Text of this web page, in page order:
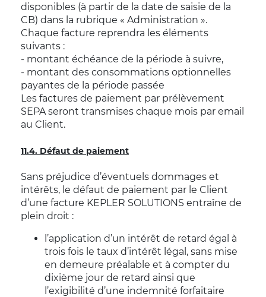
disponibles (à partir de la date de saisie de la
CB) dans la rubrique « Administration ».
Chaque facture reprendra les éléments
suivants :
- montant échéance de la période à suivre,
- montant des consommations optionnelles
payantes de la période passée
Les factures de paiement par prélèvement
SEPA seront transmises chaque mois par email
au Client.
11.4. Défaut de paiement
Sans préjudice d’éventuels dommages et
intérêts, le défaut de paiement par le Client
d’une facture KEPLER SOLUTIONS entraîne de
plein droit :
l’application d’un intérêt de retard égal à
trois fois le taux d’intérêt légal, sans mise
en demeure préalable et à compter du
dixième jour de retard ainsi que
l’exigibilité d’une indemnité forfaitaire